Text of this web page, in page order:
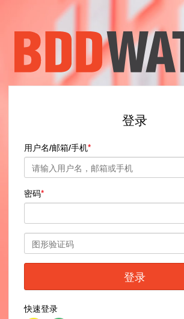
登录
用户名/邮箱/手机
密码
登录
快速登录